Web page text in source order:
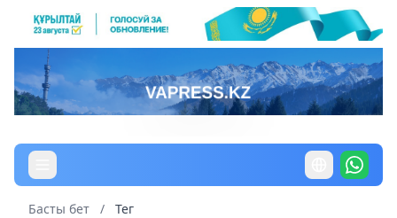
Басты бет / Тег